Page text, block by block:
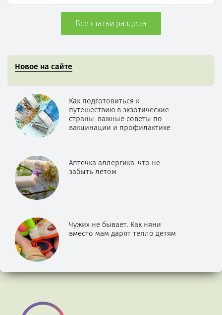
Все статьи раздела
Новое на сайте
Как подготовиться к
путешествию в экзотические
страны: важные советы по
вакцинации и профилактике
Аптечка аллергика: что не
забыть летом
Чужих не бывает. Как няни
вместо мам дарят тепло детям